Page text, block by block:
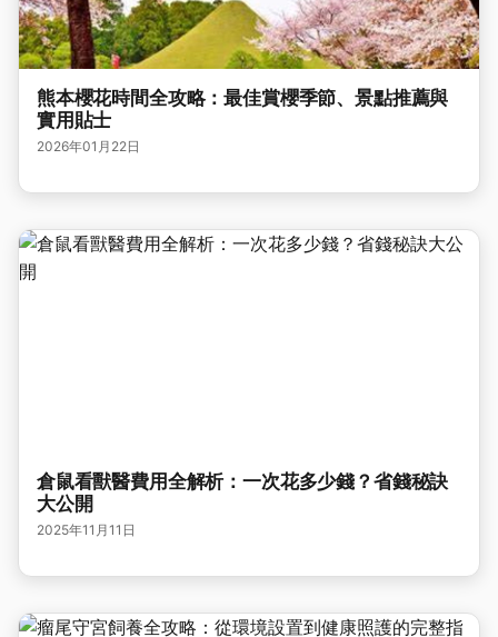
熊本櫻花時間全攻略：最佳賞櫻季節、景點推薦與
實用貼士
2026年01月22日
倉鼠看獸醫費用全解析：一次花多少錢？省錢秘訣
大公開
2025年11月11日